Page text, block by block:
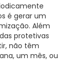
é gerar um
Além
protetivas
não têm
um mês, ou